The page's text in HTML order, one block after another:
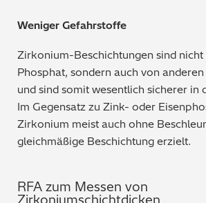
Weniger Gefahrstoffe
Zirkonium-Beschichtungen sind
Phosphat, sondern auch von
und sind somit wesentlich sicherer in
Im Gegensatz zu Zink- oder
Zirkonium meist auch ohne
gleichmäßige Beschichtung erzielt.
RFA zum Messen von